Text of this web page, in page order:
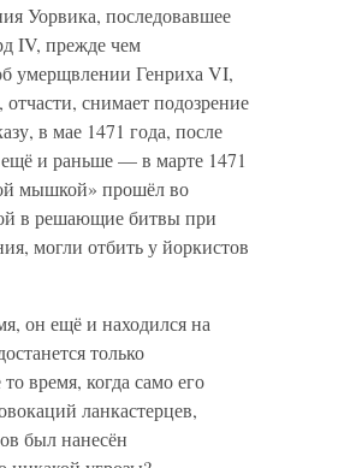
Уорвика, последовавшее
IV, прежде чем
умерщвлении Генриха VI,
снимает подозрение
в мае 1471 года, после
и раньше — в марте 1471
мышкой» прошёл во
в решающие битвы при
могли отбить у йоркистов
он ещё и находился на
только
время, когда само его
ланкастерцев,
был нанесён